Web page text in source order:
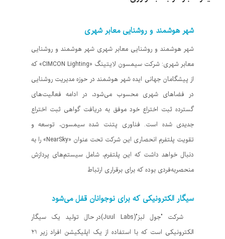
شهر هوشمند و روشنایی معابر شهری
شهر هوشمند و روشنایی معابر شهری شهر هوشمند و روشنایی
معابر شهری: شرکت سیمسون لایتینگ «CIMCON Lighting» که
از پیشگامان جهانی ایده شهر هوشمند در حوزه مدیریت روشنایی
در فضاهای شهری محسوب می‌شود، در ادامه فعالیت‌های
گسترده ثبت اختراع خود موفق به دریافت گواهی ثبت اختراع
جدیدی شده است. فناوری پتنت شده سیمسون، توسعه و
تقویت پلتفرم انحصاری این شرکت تحت عنوان «NearSky» را به
دنبال خواهد داشت که این پلتفرم، شامل سیستم‌های پردازش
منحصربه‌فردی بوده که برای برقراری ارتباط
سیگار الکترونیکی که برای نوجوانان قفل می‌شود
شرکت "جول لبز"(Juul Labs)در حال تولید یک سیگار
الکترونیکی است که با استفاده از یک اپلیکیشن افراد زیر ۲۱